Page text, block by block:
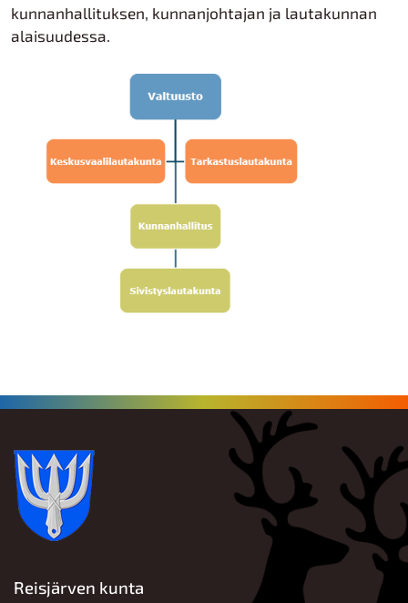
kunnanhallituksen, kunnanjohtajan ja lautakunnan
alaisuudessa.
Reisjärven kunta